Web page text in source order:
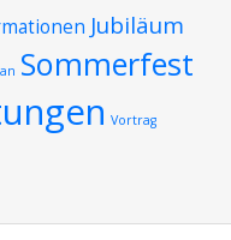
Jubiläum
Sommerfest
Vortrag